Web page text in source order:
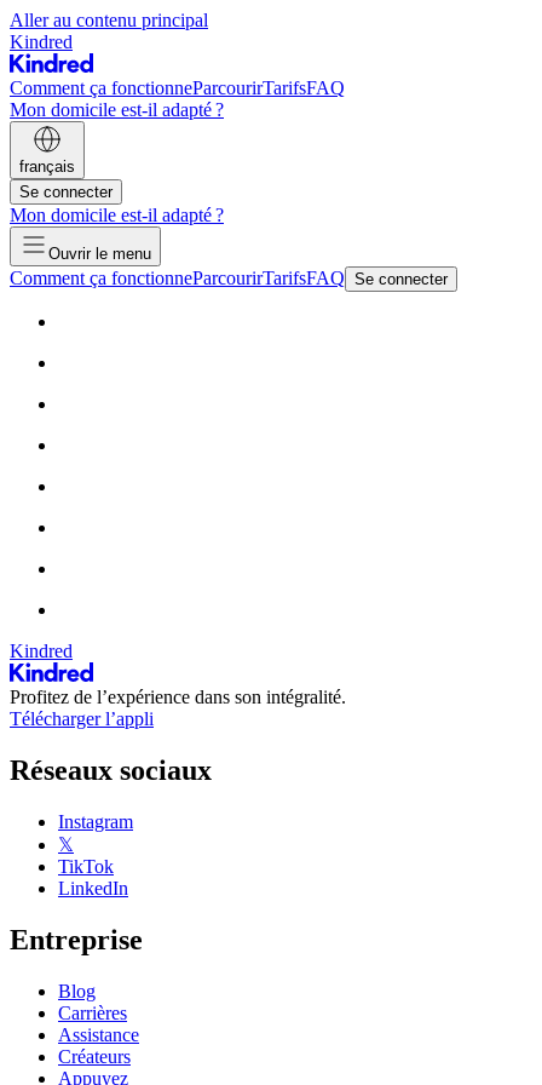
Aller au contenu principal
Kindred
Comment ça fonctionneParcourirTarifsFAQ
Mon domicile est-il adapté ?
français
Se connecter
Mon domicile est-il adapté ?
Ouvrir le menu
Comment ça fonctionneParcourirTarifsFAQ Se connecter
Kindred
Profitez de l’expérience dans son intégralité.
Télécharger l’appli
Réseaux sociaux
Instagram
𝕏
TikTok
LinkedIn
Entreprise
Blog
Carrières
Assistance
Créateurs
Appuyez